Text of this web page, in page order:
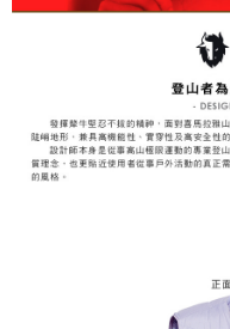
權轉讓予恩沛科技股份有限公
２．關於個人資料處理事宜，
https://aftee.tw/terms/#terms3
「AFTEE先享後付」，若未經
任。
４．使用「AFTEE先享後付」
時審查核予不同之上限額度；
請求用戶進行身份認證。
付款後7-11取貨
每筆NT$60，滿NT$799(含
每筆NT$70，滿NT$799(含